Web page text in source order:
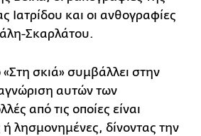
Ιατρίδου και οι ανθογραφίες
Σκαρλάτου.
«Στη σκιά» συμβάλλει στην
αυτών των
από τις οποίες είναι
λησμονημένες, δίνοντας την